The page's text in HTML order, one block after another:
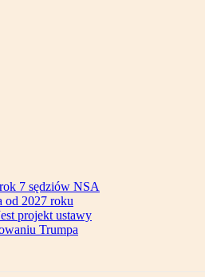
7 sędziów NSA
od 2027 roku
projekt ustawy
Trumpa